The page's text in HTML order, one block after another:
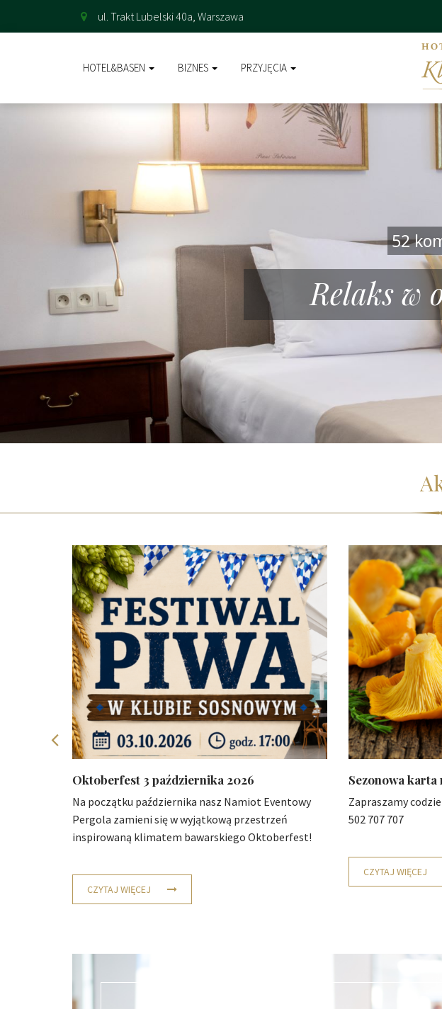
ul. Trakt Lubelski 40a, Warszawa
HOTEL&BASEN BIZNES PRZYJĘCIA
52
Relaks w
Oktoberfest 3 października 2026
Na początku października nasz Namiot Eventowy
Pergola zamieni się w wyjątkową przestrzeń
inspirowaną klimatem bawarskiego Oktoberfest!
CZYTAJ WIĘCEJ
Sezonowa karta
Zapraszamy
502 707 707
CZYTAJ WIĘCEJ